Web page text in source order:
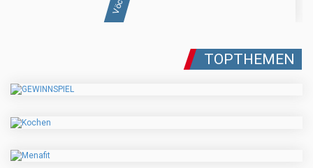
TOPTHEMEN